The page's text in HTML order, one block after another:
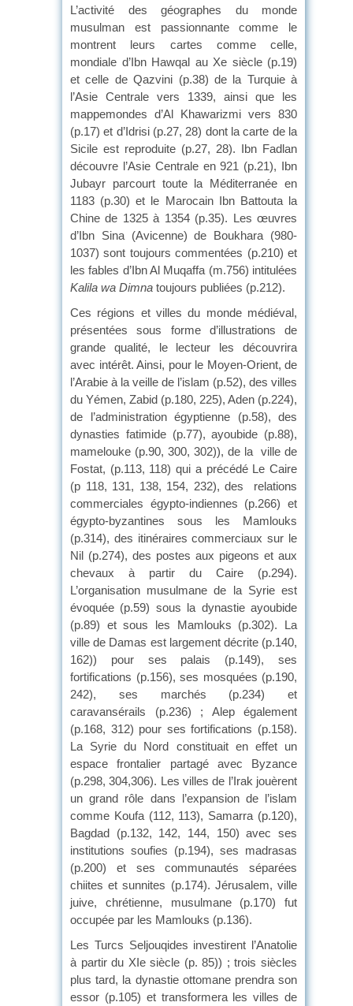
L’activité des géographes du monde
musulman est passionnante comme le
montrent leurs cartes comme celle,
mondiale d’Ibn Hawqal au Xe siècle (p.19)
et celle de Qazvini (p.38) de la Turquie à
l’Asie Centrale vers 1339, ainsi que les
mappemondes d’Al Khawarizmi vers 830
(p.17) et d’Idrisi (p.27, 28) dont la carte de la
Sicile est reproduite (p.27, 28). Ibn Fadlan
découvre l’Asie Centrale en 921 (p.21), Ibn
Jubayr parcourt toute la Méditerranée en
1183 (p.30) et le Marocain Ibn Battouta la
Chine de 1325 à 1354 (p.35). Les œuvres
d’Ibn Sina (Avicenne) de Boukhara (980-
1037) sont toujours commentées (p.210) et
les fables d’Ibn Al Muqaffa (m.756) intitulées
Kalila wa Dimna toujours publiées (p.212).
Ces régions et villes du monde médiéval,
présentées sous forme d’illustrations de
grande qualité, le lecteur les découvrira
avec intérêt. Ainsi, pour le Moyen-Orient, de
l’Arabie à la veille de l’islam (p.52), des villes
du Yémen, Zabid (p.180, 225), Aden (p.224),
de l’administration égyptienne (p.58), des
dynasties fatimide (p.77), ayoubide (p.88),
mamelouke (p.90, 300, 302)), de la ville de
Fostat, (p.113, 118) qui a précédé Le Caire
(p 118, 131, 138, 154, 232), des relations
commerciales égypto-indiennes (p.266) et
égypto-byzantines sous les Mamlouks
(p.314), des itinéraires commerciaux sur le
Nil (p.274), des postes aux pigeons et aux
chevaux à partir du Caire (p.294).
L’organisation musulmane de la Syrie est
évoquée (p.59) sous la dynastie ayoubide
(p.89) et sous les Mamlouks (p.302). La
ville de Damas est largement décrite (p.140,
162)) pour ses palais (p.149), ses
fortifications (p.156), ses mosquées (p.190,
242), ses marchés (p.234) et
caravansérails (p.236) ; Alep également
(p.168, 312) pour ses fortifications (p.158).
La Syrie du Nord constituait en effet un
espace frontalier partagé avec Byzance
(p.298, 304,306). Les villes de l’Irak jouèrent
un grand rôle dans l’expansion de l’islam
comme Koufa (112, 113), Samarra (p.120),
Bagdad (p.132, 142, 144, 150) avec ses
institutions soufies (p.194), ses madrasas
(p.200) et ses communautés séparées
chiites et sunnites (p.174). Jérusalem, ville
juive, chrétienne, musulmane (p.170) fut
occupée par les Mamlouks (p.136).
Les Turcs Seljouqides investirent l’Anatolie
à partir du XIe siècle (p. 85)) ; trois siècles
plus tard, la dynastie ottomane prendra son
essor (p.105) et transformera les villes de